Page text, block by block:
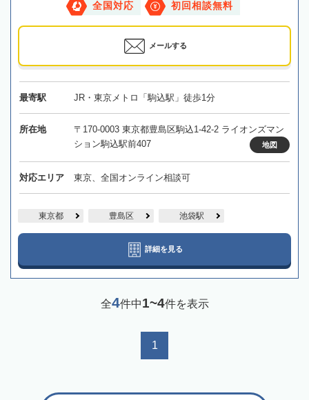
全国対応 初回相談無料
メールする
最寄駅 JR・東京メトロ「駒込駅」徒歩1分
所在地
〒170-0003 東京都豊島区駒込1-42-2 ライオンズマン
ション駒込駅前407
地図
対応エリア 東京、全国オンライン相談可
東京都 豊島区 池袋駅
詳細を見る
全4件中1~4件を表示
1